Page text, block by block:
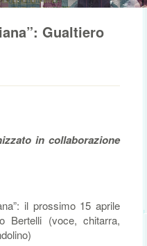
Gualtiero
in collaborazione
il prossimo 15 aprile
Bertelli (voce, chitarra,